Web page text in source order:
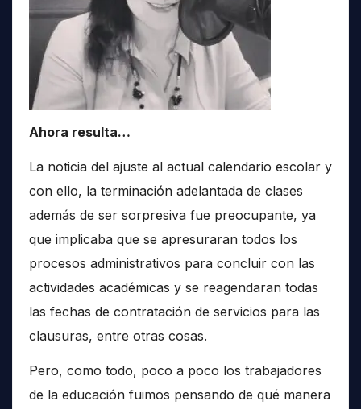
Ahora resulta…
La noticia del ajuste al actual calendario escolar y
con ello, la terminación adelantada de clases
además de ser sorpresiva fue preocupante, ya
que implicaba que se apresuraran todos los
procesos administrativos para concluir con las
actividades académicas y se reagendaran todas
las fechas de contratación de servicios para las
clausuras, entre otras cosas.
Pero, como todo, poco a poco los trabajadores
de la educación fuimos pensando de qué manera